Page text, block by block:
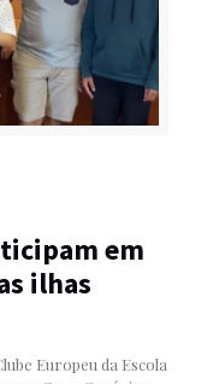
em
ilhas
Europeu da Escola